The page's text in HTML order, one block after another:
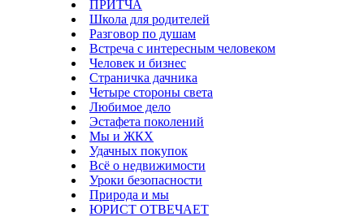
ПРИТЧА
Школа для родителей
Разговор по душам
Встреча с интересным человеком
Человек и бизнес
Страничка дачника
Четыре стороны света
Любимое дело
Эстафета поколений
Мы и ЖКХ
Удачных покупок
Всё о недвижимости
Уроки безопасности
Природа и мы
ЮРИСТ ОТВЕЧАЕТ